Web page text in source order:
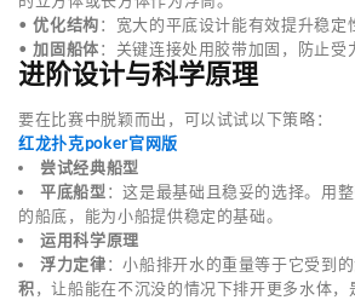
•优化结构：宽大的平底设计能有效提升稳定
•加固船体：关键连接处用胶带加固，防止受
进阶设计与科学原理
要在比赛中脱颖而出，可以试试以下策略：
红龙扑克poker官网版
尝试经典船型
平底船型：这是最基础且稳妥的选择。用
的船底，能为小船提供稳定的基础。
运用科学原理
浮力定律：小船排开水的重量等于它受到
积，让船能在不沉没的情况下排开更多水体，